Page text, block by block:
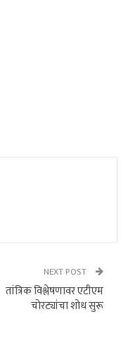
NEXT POST
तांत्रिक विश्लेषणावर एटीएम
चोरट्यांचा शोध सुरू